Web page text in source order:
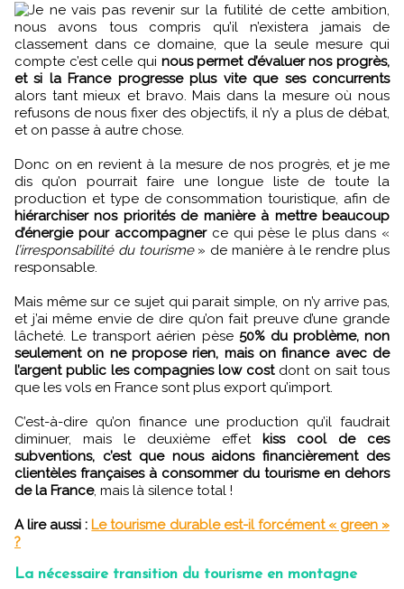
Je ne vais pas revenir sur la futilité de cette ambition,
nous avons tous compris qu’il n’existera jamais de
classement dans ce domaine, que la seule mesure qui
compte c’est celle qui nous permet d’évaluer nos progrès,
et si la France progresse plus vite que ses concurrents
alors tant mieux et bravo. Mais dans la mesure où nous
refusons de nous fixer des objectifs, il n’y a plus de débat,
et on passe à autre chose.
Donc on en revient à la mesure de nos progrès, et je me
dis qu’on pourrait faire une longue liste de toute la
production et type de consommation touristique, afin de
hiérarchiser nos priorités de manière à mettre beaucoup
d’énergie pour accompagnerce qui pèse le plus dans «
l’irresponsabilité du tourisme» de manière à le rendre plus
responsable.
Mais même sur ce sujet qui parait simple, on n’y arrive pas,
et j’ai même envie de dire qu’on fait preuve d’une grande
lâcheté. Le transport aérien pèse 50% du problème, non
seulement on ne propose rien, mais on finance avec de
l’argent public les compagnies low cost dont on sait tous
que les vols en France sont plus export qu’import.
C’est-à-dire qu’on finance une production qu’il faudrait
diminuer, mais le deuxième effet kiss cool de ces
subventions, c’est que nous aidons financièrement des
clientèles françaises à consommer du tourisme en dehors
de la France, mais là silence total !
A lire aussi : Le tourisme durable est-il forcément « green »
?
La nécessaire transition du tourisme en montagne